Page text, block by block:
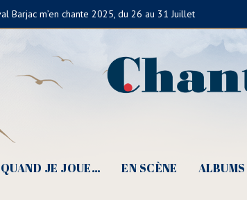
Barjac m’en chante 2025, du 26 au 31 Juillet
QUAND JE JOUE… EN SCÈNE ALBUMS